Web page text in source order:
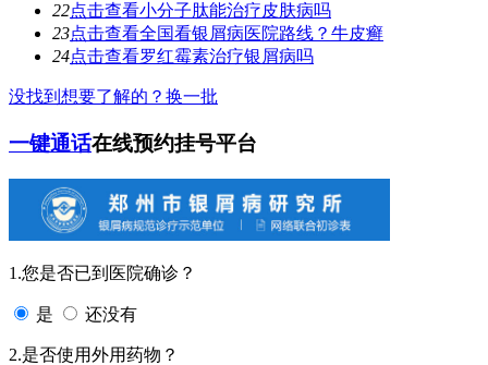
22点击查看小分子肽能治疗皮肤病吗
23点击查看全国看银屑病医院路线？牛皮癣
24点击查看罗红霉素治疗银屑病吗
没找到想要了解的？换一批
一键通话在线预约挂号平台
1.您是否已到医院确诊？
是 还没有
2.是否使用外用药物？